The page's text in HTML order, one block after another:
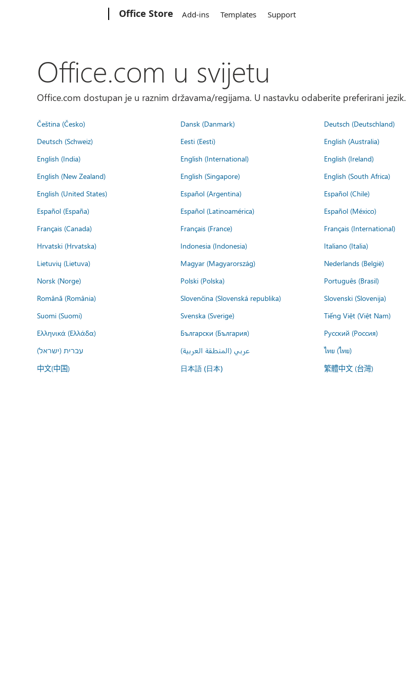
Office Store Add-ins Templates Support
Office.com u svijetu
Office.com dostupan je u raznim državama/regijama. U nastavku odaberite preferirani jezik.
Čeština (Česko) Dansk (Danmark) Deutsch (Deutschland)
Deutsch (Schweiz)
Eesti (Eesti) English (Australia)
English (India)
English (International) English (Ireland)
English (New Zealand)
English (Singapore) English (South Africa)
English (United States)
Español (Argentina) Español (Chile)
Español (España)
Español (Latinoamérica) Español (México)
Français (Canada)
Français (France) Français (International)
Hrvatski (Hrvatska)
Indonesia (Indonesia) Italiano (Italia)
Lietuvių (Lietuva)
Magyar (Magyarország) Nederlands (België)
Norsk (Norge)
Polski (Polska) Português (Brasil)
Română (România)
Slovenčina (Slovenská republika) Slovenski (Slovenija)
Suomi (Suomi)
Svenska (Sverige) Tiếng Việt (Việt Nam)
Ελληνικά (Ελλάδα)
Български (България) Русский (Россия)
עברית (ישראל)
عربي (المنطقة العربية) ไทย (ไทย)
中文(中国) 日本語 (日本) 繁體中文 (台灣)